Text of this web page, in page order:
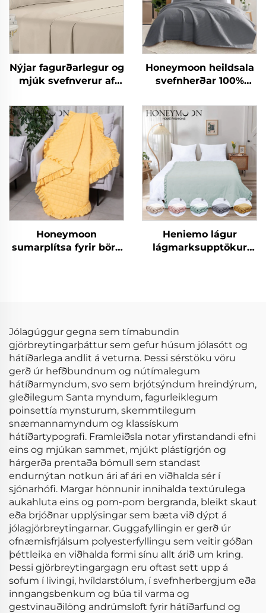
Nýjar fagurðarlegur og
mjúk svefnverur af
bómull 90gsm
fyrirheituð ólíkind
svefnverur fyrir allar
árstíðir
Honeymoon heildsala
svefnherðar 100%
þekja svefnpokar og
hylki
Honeymoon
sumarplítsa fyrir börn
Heniemo lágur
lágmarksupptökur
Jólagúggur gegna sem tímabundin
gjörbreytingarþáttur sem gefur húsum jólasótt og
hátíðarlega andlit á veturna. Þessi sérstöku vöru
gerð úr hefðbundnum og nútímalegum
hátíðarmyndum, svo sem brjótsýndum hreindýrum,
gleðilegum Santa myndum, fagurleiklegum
poinsettía mynsturum, skemmtilegum
snæmannamyndum og klassískum
hátíðartypografi. Framleiðsla notar yfirstandandi efni
eins og mjúkan sammet, mjúkt plástígrjón og
hárgerða prentaða bómull sem standast
endurnýtan notkun ári af ári en viðhalda sér í
sjónarhófi. Margar hönnunir innihalda textúrulega
aukahluta eins og pom-pom bergranda, bleikt skaut
eða brjóðnar upplýsingar sem bæta við dýpt á
jólagjörbreytingarnar. Guggafyllingin er gerð úr
ofnæmisfrjálsum polyesterfyllingu sem veitir góðan
þéttleika en viðhalda formi sínu allt árið um kring.
Þessi gjörbreytingargagn eru oftast sett upp á
sofum í livingi, hvíldarstólum, í svefnherbergjum eða
inngangsbenkum og búa til varma og
gestvinauðilöng andrúmsloft fyrir hátíðarfund og